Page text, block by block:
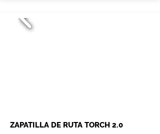
ZAPATILLA DE RUTA TORCH 2.0